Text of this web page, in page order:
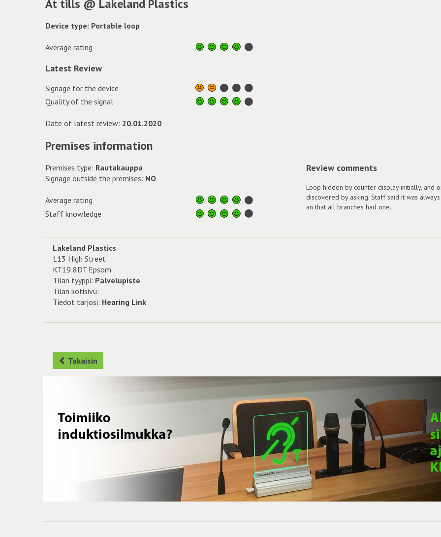
At tills @ Lakeland Plastics
Device type: Portable loop
Average rating
Latest Review
Signage for the device
Quality of the signal
Date of latest review: 20.01.2020
Premises information
Premises type: Rautakauppa
Signage outside the premises: NO
Average rating
Staff knowledge
Review comments
Loop hidden by counter display initially, and
discovered by asking. Staff said it was
an that all branches had one.
Lakeland Plastics
113 High Street
KT19 8DT Epsom
Tilan tyyppi: Palvelupiste
Tilan kotisivu:
Tiedot tarjosi: Hearing Link
Takaisin